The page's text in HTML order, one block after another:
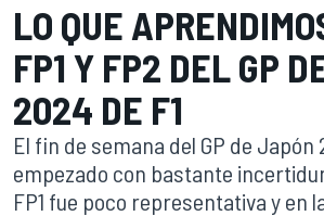
LO QUE
FP1 Y FP2 DEL GP
2024 DE F1
El fin de semana del GP de Japón
empezado con bastante
FP1 fue poco representativa y en